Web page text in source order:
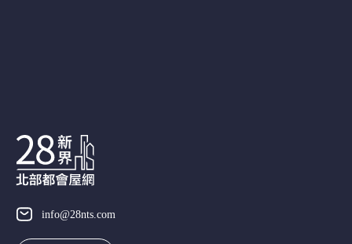
info@28nts.com